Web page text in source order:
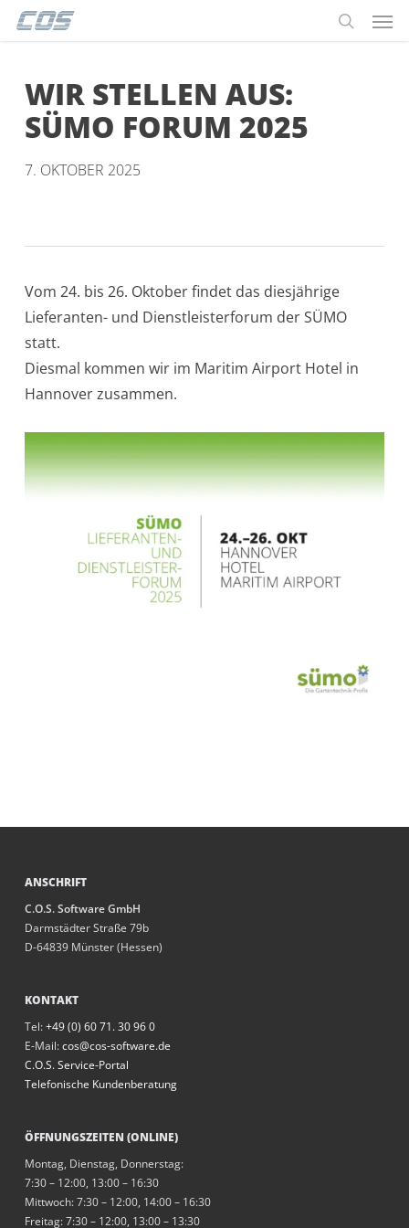
Skip
contentWIR STELLEN AUS:
SÜMO FORUM 2025
7. OKTOBER 2025
Vom 24. bis 26. Oktober findet das diesjährige
Lieferanten- und Dienstleisterforum der SÜMO
statt.
Diesmal kommen wir im Maritim Airport Hotel in
Hannover zusammen.
ANSCHRIFT
C.O.S. Software GmbH
Darmstädter Straße 79b
D-64839 Münster (Hessen)
KONTAKT
Tel:+49 (0) 60 71. 30 96 0
E-Mail:cos@cos-software.de
C.O.S. Service-Portal
Telefonische Kundenberatung
ÖFFNUNGSZEITEN (ONLINE)
Montag, Dienstag, Donnerstag:
7:30 – 12:00, 13:00 – 16:30
Mittwoch: 7:30 – 12:00, 14:00 – 16:30
Freitag: 7:30 – 12:00, 13:00 – 13:30
Menu